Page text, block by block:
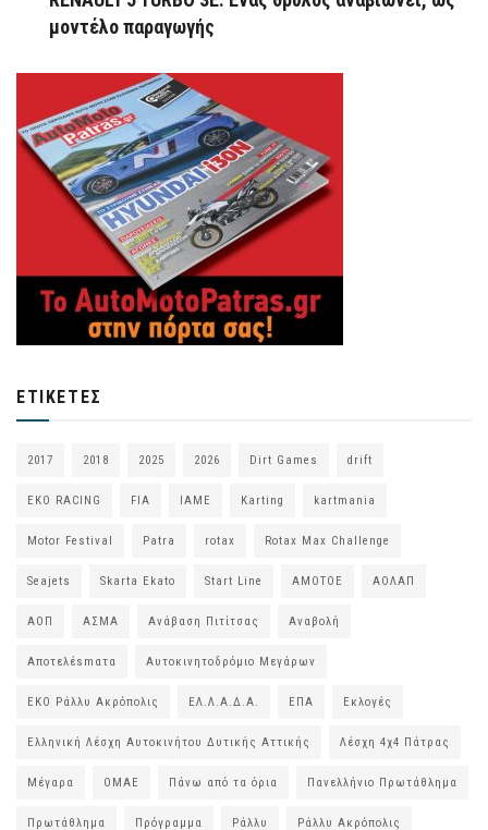
μοντέλο παραγωγής
ΕΤΙΚΈΤΕΣ
2017 2018 2025 2026 Dirt Games drift
EKO RACING FIA IAME Karting kartmania
Motor Festival Patra rotax Rotax Max Challenge
Seajets Skarta Ekato Start Line ΑΜΟΤΟΕ ΑΟΛΑΠ
ΑΟΠ ΑΣΜΑ Ανάβαση Πιτίτσας Αναβολή
Αποτελέsmατα Αυτοκινητοδρόμιο Μεγάρων
ΕΚΟ Ράλλυ Ακρόπολις ΕΛ.Λ.Α.Δ.Α. ΕΠΑ Εκλογές
Ελληνική Λέσχη Αυτοκινήτου Δυτικής Αττικής Λέσχη 4χ4 Πάτρας
Μέγαρα ΟΜΑΕ Πάνω από τα όρια Πανελλήνιο Πρωτάθλημα
Πρωτάθλημα Πρόγραμμα Ράλλυ Ράλλυ Ακρόπολις